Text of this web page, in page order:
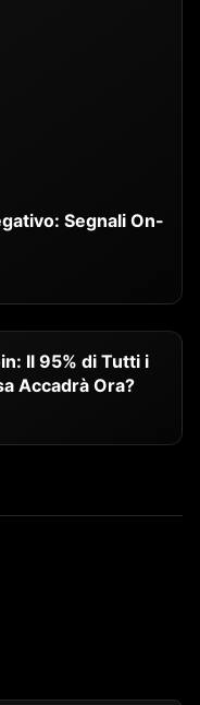
Segnali On-
Il 95% di Tutti i
Accadrà Ora?